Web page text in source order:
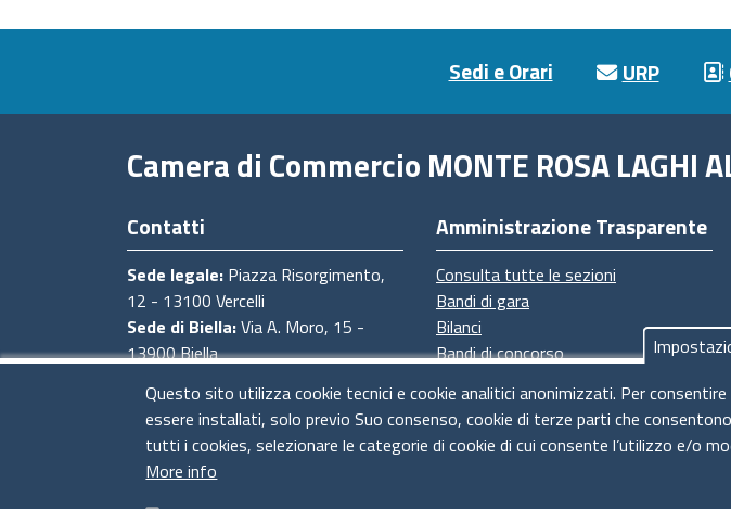
Sedi e Orari URP
Camera di Commercio MONTE ROSA LAGHI
Contatti
Sede legale: Piazza Risorgimento,
12 - 13100 Vercelli
Sede di Biella:Via A. Moro, 15 -
13900 Biella
4 - 28100 Novara
Sede di Baveno:Strada Statale del
Sempione, 4 - 28831 Baveno (VB)
CF e Partita Iva:
Amministrazione Trasparente
Consulta tutte le sezioni
Bandi di gara
Bilanci
Bandi di concorso
Provvedimenti
Questo sito utilizza cookie tecnici e cookie analitici anonimizzati. Per
essere installati, solo previo Suo consenso, cookie di terze parti che
tutti i cookies, selezionare le categorie di cookie di cui consente l’utilizzo e/o
More info